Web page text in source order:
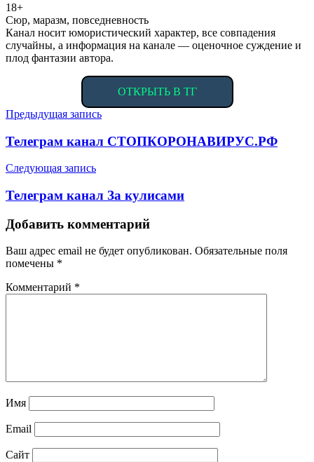
18+
Сюр, маразм, повседневность
Канал носит юмористический характер, все совпадения
случайны, а информация на канале — оценочное суждение и
плод фантазии автора.
ОТКРЫТЬ В ТГ
Навигация
по
записям
Предыдущая запись
Телеграм канал СТОПКОРОНАВИРУС.РФ
Следующая запись
Телеграм канал За кулисами
Добавить комментарий
Ваш адрес email не будет опубликован. Обязательные поля
помечены *
Комментарий *
Имя
Email
Сайт